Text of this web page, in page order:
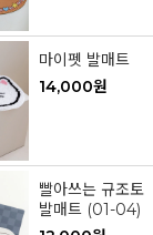
마이펫 발매트
14,000원
빨아쓰는 규조토
발매트 (01-04)